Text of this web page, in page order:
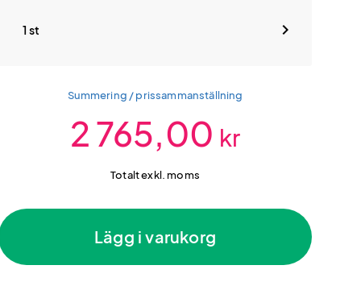
1 st
Summering / prissammanställning
2 765,00 kr
Totalt exkl. moms
Lägg i varukorg